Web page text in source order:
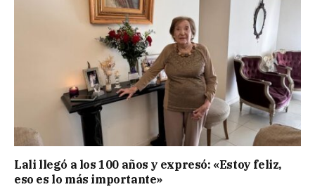
Lali llegó a los 100 años y expresó: «Estoy feliz,
eso es lo más importante»